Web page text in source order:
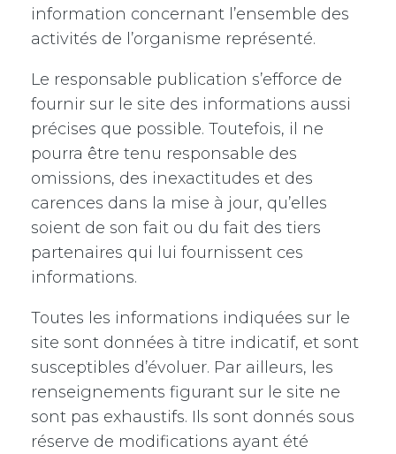
information concernant l’ensemble des
activités de l’organisme représenté.
Le responsable publication s’efforce de
fournir sur le site des informations aussi
précises que possible. Toutefois, il ne
pourra être tenu responsable des
omissions, des inexactitudes et des
carences dans la mise à jour, qu’elles
soient de son fait ou du fait des tiers
partenaires qui lui fournissent ces
informations.
Toutes les informations indiquées sur le
site sont données à titre indicatif, et sont
susceptibles d’évoluer. Par ailleurs, les
renseignements figurant sur le site ne
sont pas exhaustifs. Ils sont donnés sous
réserve de modifications ayant été